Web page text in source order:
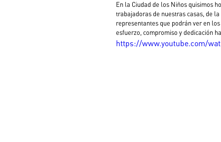
En la Ciudad de los Niños quisimos
trabajadoras de nuestras casas, de
representantes que podrán ver en
esfuerzo, compromiso y dedicación
https://www.youtube.com/